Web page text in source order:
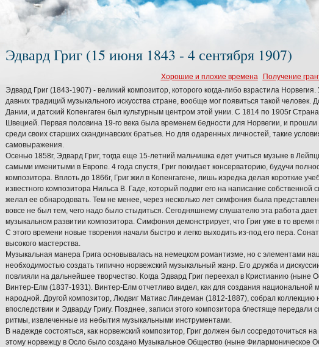
Эдвард Григ (15 июня 1843 - 4 сентября 1907)
Хорошие и плохие времена
Получение
Эдвард Григ (1843-1907) - великий композитор, которого когда-либо взрастила
давних традиций музыкального искусства стране, вообще мог появиться такой человек.
Дании, и датский Копенгаген был культурным центром этой унии. С 1814 по 1905г
Швецией. Первая половина 19-го века была временем бедности для Норвегии, и
среди своих старших скандинавских братьев. Но для одаренных личностей, такие
самовыражения.
Осенью 1858г, Эдвард Григ, тогда еще 15-летний мальчишка едет учиться музыке в
самыми именитыми в Европе. 4 года спустя, Григ покидает консерваторию, будучи
композитора. Вплоть до 1866г, Григ жил в Копенгагене, лишь изредка делая короткие
известного композитора Нильса В. Гаде, который подвиг его на написание
желал ее обнародовать. Тем не менее, через несколько лет симфония была
вовсе не был тем, чего надо было стыдиться. Сегодняшнему слушателю эта работа
музыкальном развитии композитора. Симфония демонстрирует, что Григ уже в то время
С этого времени новые творения начали быстро и легко выходить из-под его пера.
высокого мастерства.
Музыкальная манера Грига основывалась на немецком романтизме, но с элементами
необходимостью создать типично норвежский музыкальный жанр. Его дружба и
повлияли на дальнейшее творчество. Когда Эдвард Григ переехал в Кристианию (ныне
Винтер-Елм (1837-1931). Винтер-Елм отчетливо видел, как для создания национальной
народной. Другой композитор, Людвиг Матиас Линдеман (1812-1887), собрал коллекцию
впоследствии и Эдварду Григу. Позднее, записи этого композитора блестяще передали
ритмы, извлеченные из небытия музыкальными инструментами.
В надежде состояться, как норвежский композитор, Григ должен был сосредоточиться
этому норвежцу в Осло было создано Музыкальное Общество (ныне Филармоническое